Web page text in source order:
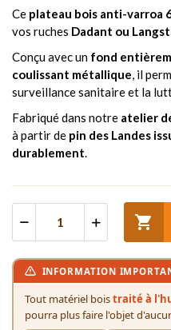
Ce plateau bois anti-varroa
vos ruches Dadant ou
Conçu avec un fond
coulissant métallique, il
surveillance sanitaire et la
Fabriqué dans notre atelier
à partir de pin des Landes
durablement.

INFORMATION
Tout matériel boistraité à
pourra plus faire l'objet